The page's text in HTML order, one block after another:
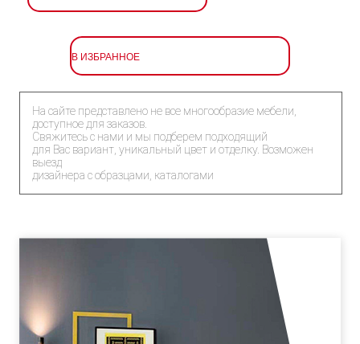
В ИЗБРАННОЕ
На сайте представлено не все многообразие мебели,
доступное для заказов.
Свяжитесь с нами и мы подберем подходящий
для Вас вариант, уникальный цвет и отделку. Возможен
выезд
дизайнера с образцами, каталогами